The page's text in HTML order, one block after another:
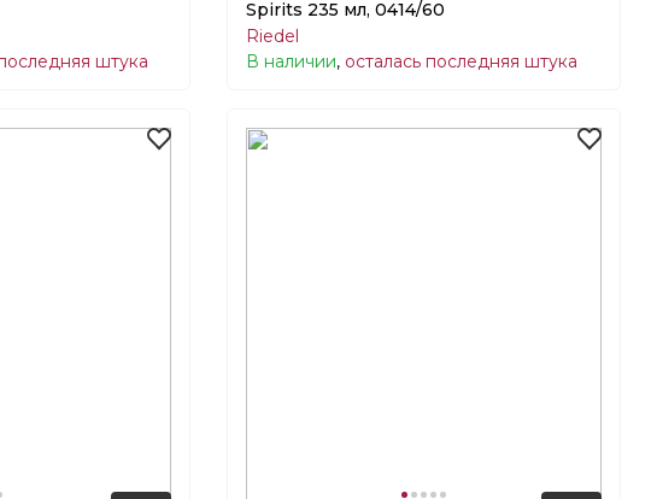
штука
Spirits 235 мл, 0414/60
Riedel
В наличии, осталась последняя штука